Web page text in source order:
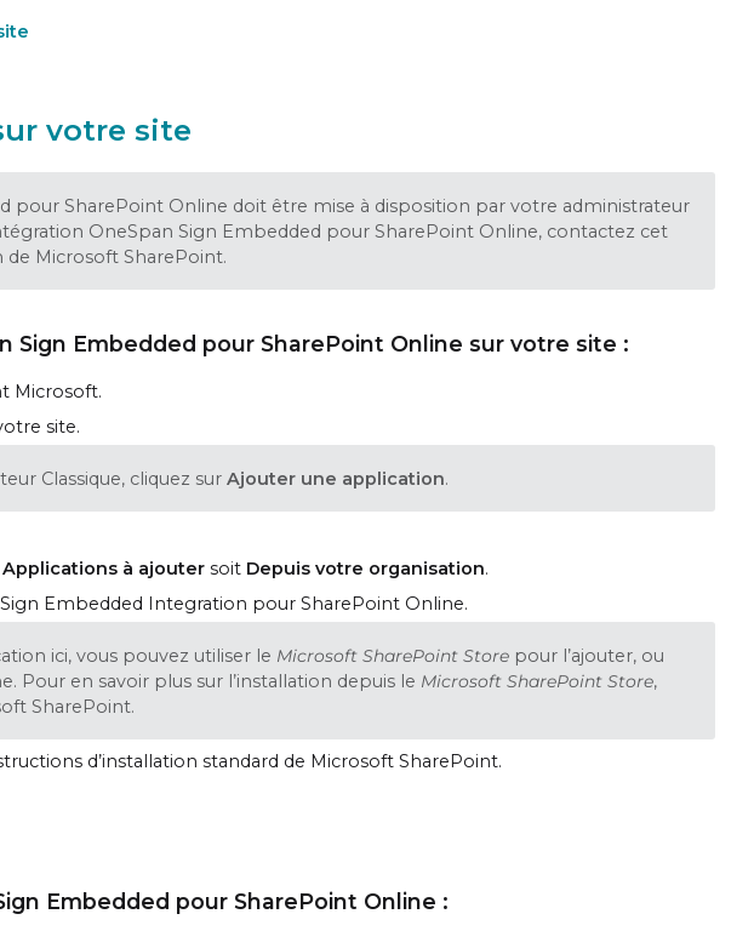
votre site
pour SharePoint Online doit être mise à disposition par votre administrateur
OneSpan Sign Embedded pour SharePoint Online, contactez cet
Microsoft SharePoint.
Sign Embedded pour SharePoint Online sur votre site :
Microsoft.
site.
Classique, cliquez sur Ajouter une application.
Applications à ajouter soit Depuis votre organisation.
Embedded Integration pour SharePoint Online.
ici, vous pouvez utiliser le Microsoft SharePoint Store pour l’ajouter, ou
Pour en savoir plus sur l’installation depuis le Microsoft SharePoint Store,
SharePoint.
d’installation standard de Microsoft SharePoint.
Embedded pour SharePoint Online :